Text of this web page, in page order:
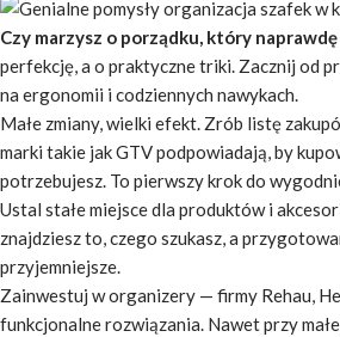
Czy marzysz o porządku, który naprawdę
perfekcję, a o praktyczne triki. Zacznij od
na ergonomii i codziennych nawykach.
Małe zmiany, wielki efekt. Zrób listę
marki takie jak GTV podpowiadają, by
potrzebujesz. To pierwszy krok do
Ustal stałe miejsce dla produktów i
znajdziesz to, czego szukasz, a
przyjemniejsze.
Zainwestuj w organizery — firmy Rehau,
funkcjonalne rozwiązania. Nawet przy